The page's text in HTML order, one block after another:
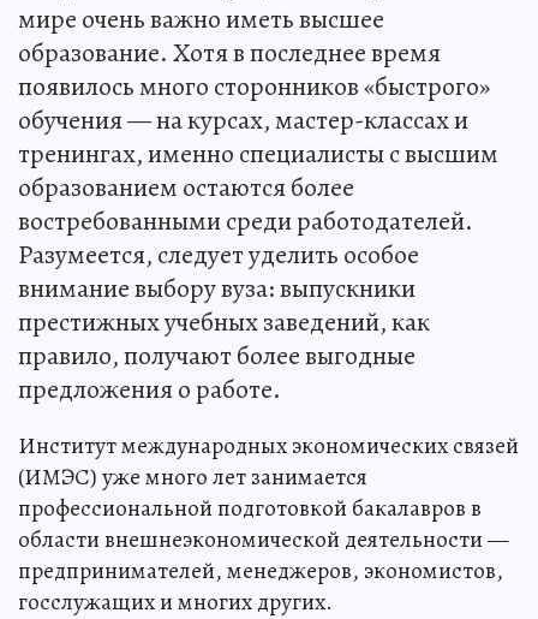
мире очень важно иметь высшее
образование. Хотя в последнее время
появилось много сторонников «быстрого»
обучения — на курсах, мастер-классах и
тренингах, именно специалисты с высшим
образованием остаются более
востребованными среди работодателей.
Разумеется, следует уделить особое
внимание выбору вуза: выпускники
престижных учебных заведений, как
правило, получают более выгодные
предложения о работе.
Институт международных экономических связей
(ИМЭС) уже много лет занимается
профессиональной подготовкой бакалавров в
области внешнеэкономической деятельности —
предпринимателей, менеджеров, экономистов,
госслужащих и многих других.